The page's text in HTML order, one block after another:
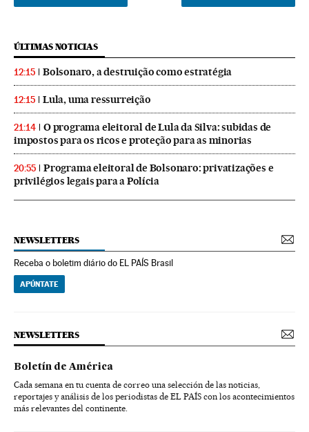
ÚLTIMAS NOTICIAS
12:15 Bolsonaro, a destruição como estratégia
12:15 Lula, uma ressurreição
21:14
O programa eleitoral de Lula da Silva: subidas de
impostos para os ricos e proteção para as minorias
20:55
Programa eleitoral de Bolsonaro: privatizações e
privilégios legais para a Polícia
NEWSLETTERS
Receba o boletim diário do EL PAÍS Brasil
APÚNTATE
NEWSLETTERS
Boletín de América
Cada semana en tu cuenta de correo una selección de las noticias,
reportajes y análisis de los periodistas de EL PAÍS con los acontecimientos
más relevantes del continente.